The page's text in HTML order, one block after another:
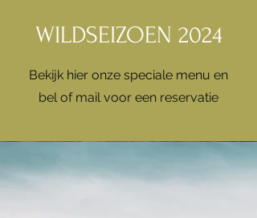
WILDSEIZOEN 2024
Bekijk hier onze speciale menu en
bel of mail voor een reservatie